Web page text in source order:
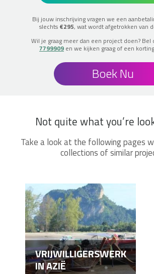
Bij jouw inschrijving vragen we een
slechts €295, wat wordt afgetrokken van
Wil je graag meer dan een project doen? Bel
7799909 en we kijken graag of een
Boek Nu
Not quite what you’re
Take a look at the following pages
collections of similar
VRIJWILLIGERSWERK
IN AZIË